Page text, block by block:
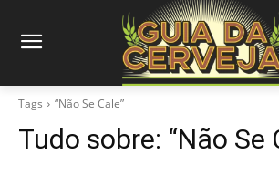
Tags “Não Se Cale”
Tudo sobre: “Não Se